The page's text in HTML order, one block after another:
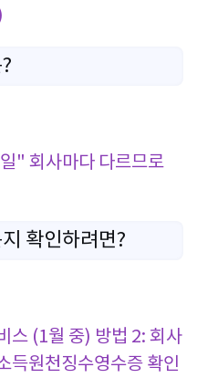
" 회사마다 다르므로
확인하려면?
스 (1월 중) 방법 2: 회사
득원천징수영수증 확인